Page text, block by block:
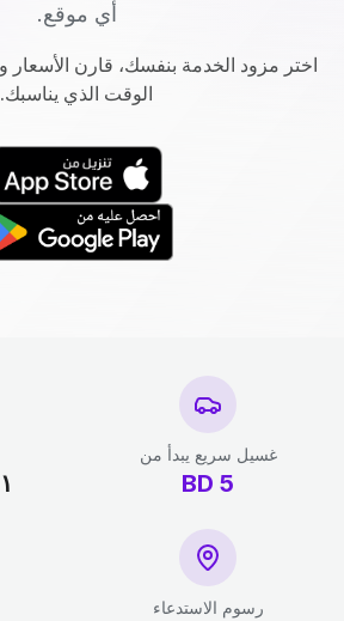
أي موقع.
اختر مزود الخدمة بنفسك، قارن الأسعار
الوقت الذي يناسبك.
غسيل سريع يبدأ من
5
BD ١-٣.٥ ساعات
رسوم الاستدعاء